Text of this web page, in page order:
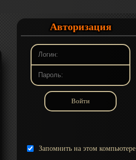
Авторизация
Запомнить на этом компьютере